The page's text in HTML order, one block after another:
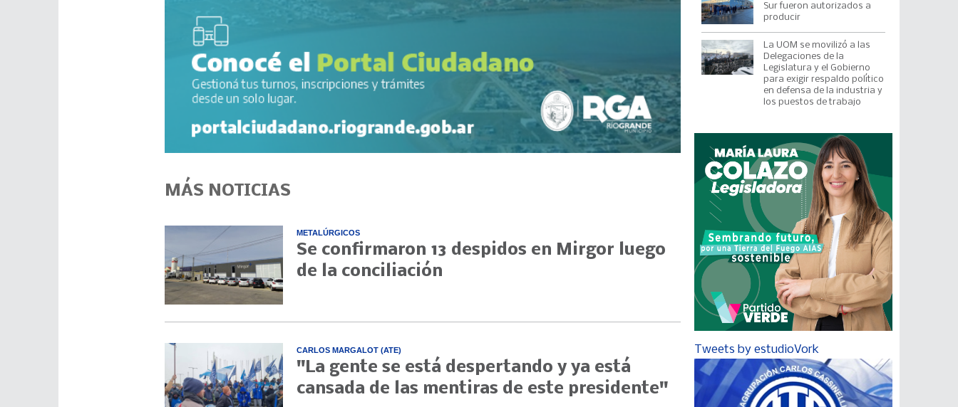
MÁS NOTICIAS
METALÚRGICOS
Se confirmaron 13 despidos en Mirgor luego
de la conciliación
CARLOS MARGALOT (ATE)
"La gente se está despertando y ya está
cansada de las mentiras de este presidente"
Sur fueron autorizados a
producir
La UOM se movilizó a las
Delegaciones de la
Legislatura y el Gobierno
para exigir respaldo político
en defensa de la industria y
los puestos de trabajo
Tweets by estudioVork